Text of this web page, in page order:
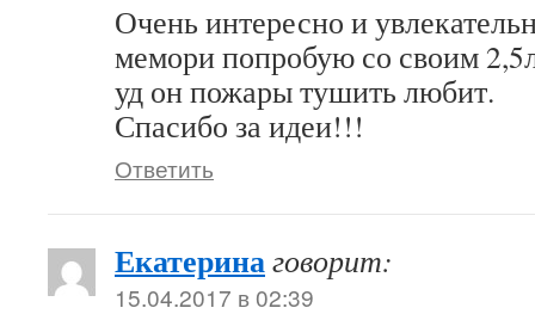
Очень интересно и
мемори попробую со своим
уд он пожары тушить любит.
Спасибо за идеи!!!
Ответить
Екатеринаговорит:
15.04.2017 в 02:39